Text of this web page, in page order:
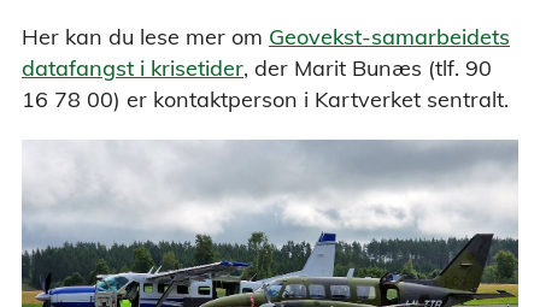
Her kan du lese mer om Geovekst-samarbeidets
datafangst i krisetider, der Marit Bunæs (tlf. 90
16 78 00) er kontaktperson i Kartverket sentralt.